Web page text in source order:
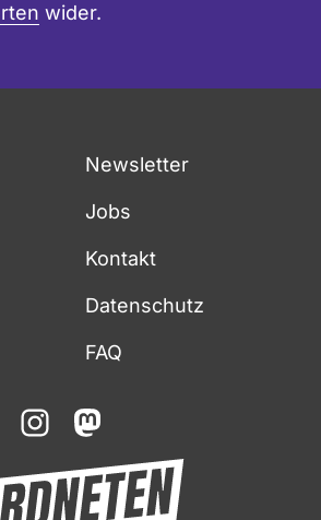
wider.
Newsletter
Jobs
Kontakt
Datenschutz
FAQ
instagrammastodon